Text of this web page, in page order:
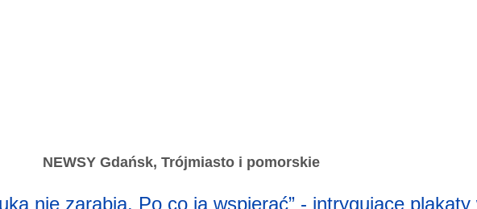
NEWSY Gdańsk, Trójmiasto i pomorskie
nie zarabia. Po co ją wspierać” - intrygujące plakaty